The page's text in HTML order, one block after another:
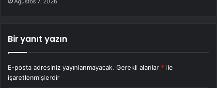
Bir yanıt yazın
E-posta adresiniz yayınlanmayacak. Gerekli alanlar * ile
işaretlenmişlerdir